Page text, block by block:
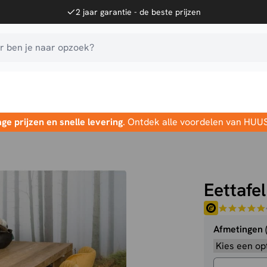
2 jaar garantie - de beste prijzen
ben je naar opzoek?
prijzen en snelle levering. Ontdek alle voordelen van
Afmetingen